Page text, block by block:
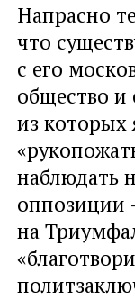
Напрасно
что
с его
общество
из которых
наблюдать
оппозиции
на